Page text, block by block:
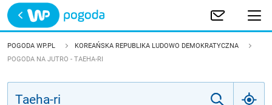
Trwa ładowanie
POLSKA
POGODA WP.PL
KOREAŃSKA REPUBLIKA LUDOWO DEMOKRATYCZNA
POGODA NA JUTRO - TAEHA-RI